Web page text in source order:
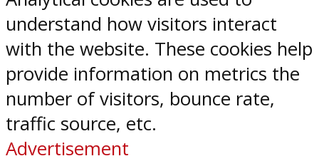
understand how visitors interact
with the website. These cookies help
provide information on metrics the
number of visitors, bounce rate,
traffic source, etc.
Advertisement